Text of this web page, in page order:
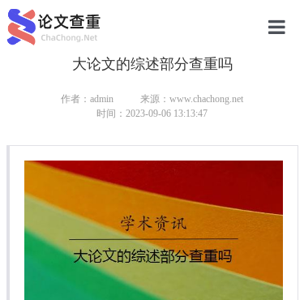
研究生论
博士论文
大论文的综述部分查重吗
作者：admin
来源：www.chachong.net
时间：2023-09-06 13:13:47